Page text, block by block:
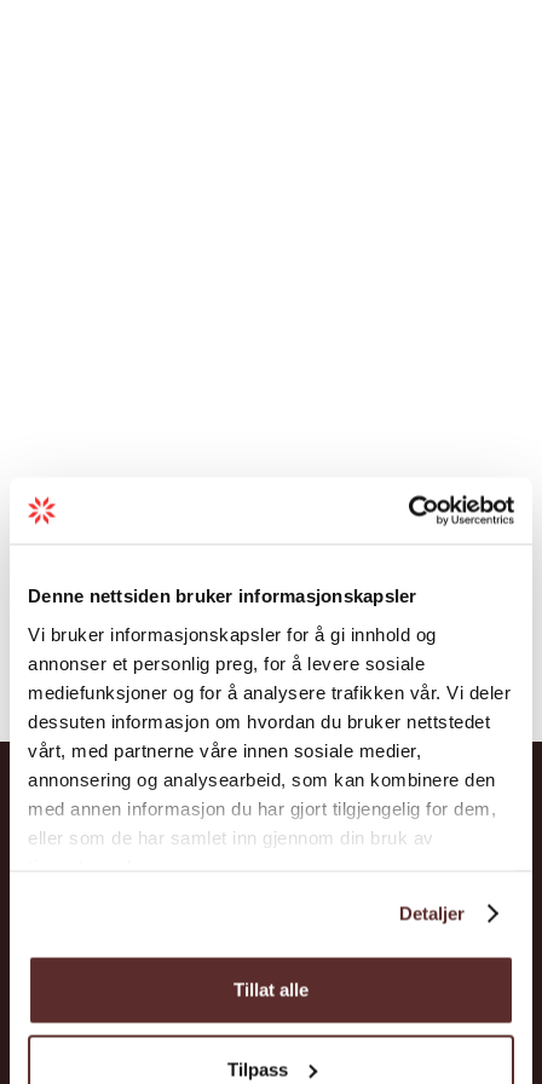
Denne nettsiden bruker informasjonskapsler
Vi bruker informasjonskapsler for å gi innhold og
annonser et personlig preg, for å levere sosiale
mediefunksjoner og for å analysere trafikken vår. Vi deler
dessuten informasjon om hvordan du bruker nettstedet
vårt, med partnerne våre innen sosiale medier,
annonsering og analysearbeid, som kan kombinere den
med annen informasjon du har gjort tilgjengelig for dem,
eller som de har samlet inn gjennom din bruk av
Detaljer
Tillat alle
Tilpass
Hardanger
Møt Hardanger